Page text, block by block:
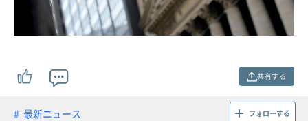
共有する
最新ニュース フォローする